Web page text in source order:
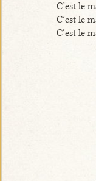
C’est le
C’est le
C’est le